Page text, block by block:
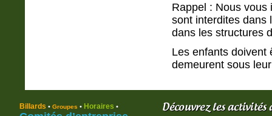
Rappel : Nous vous
sont interdites dans
dans les structures
Les enfants doivent
demeurent sous
Billards • Groupes • Horaires •